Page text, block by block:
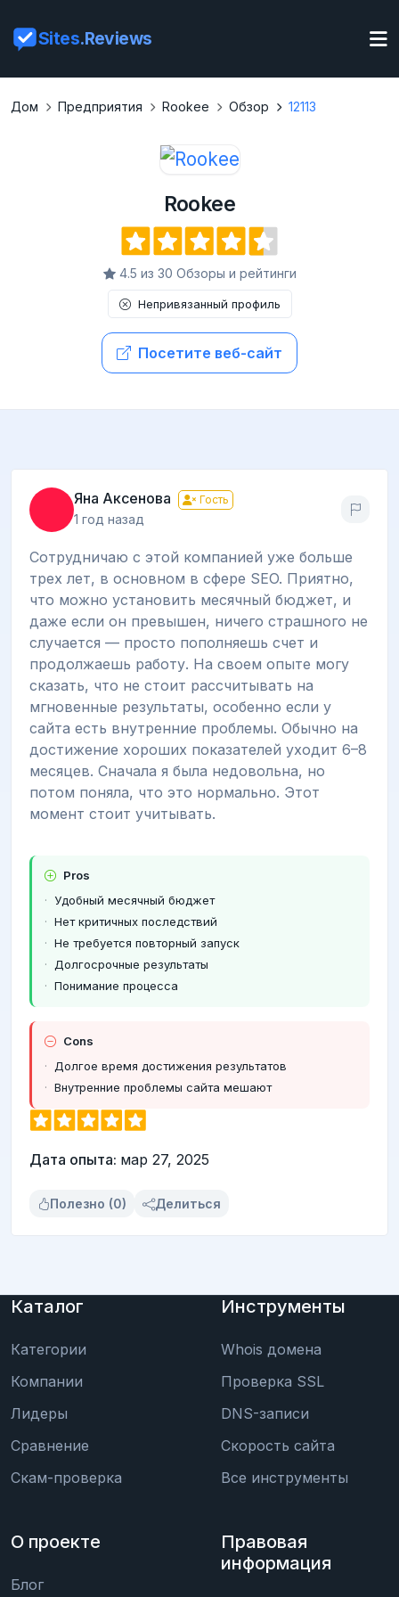
Sites.Reviews
Дом Предприятия Rookee Обзор 12113
Rookee
4.5 из 30 Обзоры и рейтинги
Непривязанный профиль
Посетите веб-сайт
Яна Аксенова Гость
1 год назад
Сотрудничаю с этой компанией уже больше
трех лет, в основном в сфере SEO. Приятно,
что можно установить месячный бюджет, и
даже если он превышен, ничего страшного не
случается — просто пополняешь счет и
продолжаешь работу. На своем опыте могу
сказать, что не стоит рассчитывать на
мгновенные результаты, особенно если у
сайта есть внутренние проблемы. Обычно на
достижение хороших показателей уходит 6–8
месяцев. Сначала я была недовольна, но
потом поняла, что это нормально. Этот
момент стоит учитывать.
Pros
Удобный месячный бюджет
Нет критичных последствий
Не требуется повторный запуск
Долгосрочные результаты
Понимание процесса
Cons
Долгое время достижения результатов
Внутренние проблемы сайта мешают
Дата опыта: мар 27, 2025
Полезно (0) Делиться
Каталог
Категории
Компании
Лидеры
Сравнение
Скам-проверка
Инструменты
Whois домена
Проверка SSL
DNS-записи
Скорость сайта
Все инструменты
О проекте
Блог
Правовая
информация